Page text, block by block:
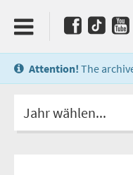
Attention! The
Jahr wählen...